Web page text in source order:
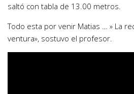
saltó con tabla de 13.00 metros.
Todo esta por venir Matias … » La
ventura», sostuvo el profesor.